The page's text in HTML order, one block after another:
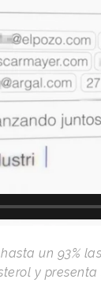
un 93%
y